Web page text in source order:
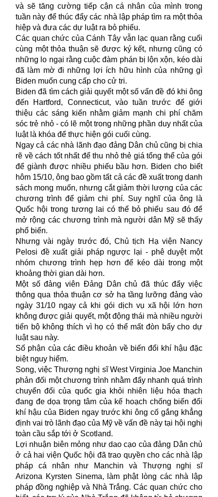
và sẽ tăng cường tiếp cận cá nhân của mình trong
tuần này để thúc đẩy các nhà lập pháp tìm ra một thỏa
hiệp và đưa các dự luật ra bỏ phiếu.
Các quan chức của Cánh Tây vẫn lạc quan rằng cuối
cùng một thỏa thuận sẽ được ký kết, nhưng cũng có
những lo ngại rằng cuộc đàm phán bị lộn xộn, kéo dài
đã làm mờ đi những lợi ích hữu hình của những gì
Biden muốn cung cấp cho cử tri.
Biden đã tìm cách giải quyết một số vấn đề đó khi ông
đến Hartford, Connecticut, vào tuần trước để giới
thiệu các sáng kiến nhằm giảm mạnh chi phí chăm
sóc trẻ nhỏ - có lẽ một trong những phần duy nhất của
luật là khóa để thực hiện gói cuối cùng.
Ngay cả các nhà lãnh đạo đảng Dân chủ cũng bị chia
rẽ về cách tốt nhất để thu nhỏ thẻ giá tổng thể của gói
để giành được nhiều phiếu bầu hơn. Biden cho biết
hôm 15/10, ông bao gồm tất cả các đề xuất trong danh
sách mong muốn, nhưng cắt giảm thời lượng của các
chương trình để giảm chi phí. Suy nghĩ của ông là
Quốc hội trong tương lai có thể bỏ phiếu sau đó để
mở rộng các chương trình mà người dân Mỹ sẽ thấy
phổ biến.
Nhưng vài ngày trước đó, Chủ tịch Hạ viện Nancy
Pelosi đề xuất giải pháp ngược lại - phê duyệt một
nhóm chương trình hẹp hơn để kéo dài trong một
khoảng thời gian dài hơn.
Một số đảng viên Đảng Dân chủ đã thúc đẩy việc
thông qua thỏa thuận cơ sở hạ tầng lưỡng đảng vào
ngày 31/10 ngay cả khi gói dịch vụ xã hội lớn hơn
không được giải quyết, một động thái mà nhiều người
tiến bộ không thích vì họ có thể mất đòn bẩy cho dự
luật sau này.
Số phận của các điều khoản về biến đổi khí hậu đặc
biệt nguy hiểm.
Song, việc Thượng nghị sĩ West Virginia Joe Manchin
phản đối một chương trình nhằm đẩy nhanh quá trình
chuyển đổi của quốc gia khỏi nhiên liệu hóa thạch
đang đe dọa trọng tâm của kế hoạch chống biến đổi
khí hậu của Biden ngay trước khi ông cố gắng khẳng
định vai trò lãnh đạo của Mỹ về vấn đề này tại hội nghị
toàn cầu sắp tới ở Scotland.
Lợi nhuận biên mỏng như dao cạo của đảng Dân chủ
ở cả hai viện Quốc hội đã trao quyền cho các nhà lập
pháp cá nhân như Manchin và Thượng nghị sĩ
Arizona Kyrsten Sinema, làm phật lòng các nhà lập
pháp đồng nghiệp và Nhà Trắng. Các quan chức cho